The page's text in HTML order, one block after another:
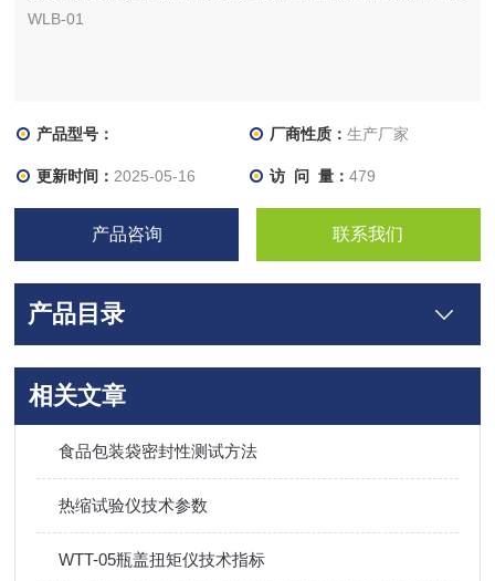
WLB-01
产品型号： 厂商性质： 生产厂家
更新时间： 2025-05-16 访 问 量： 479
产品咨询 联系我们
产品目录
相关文章
食品包装袋密封性测试方法
热缩试验仪技术参数
WTT-05瓶盖扭矩仪技术指标